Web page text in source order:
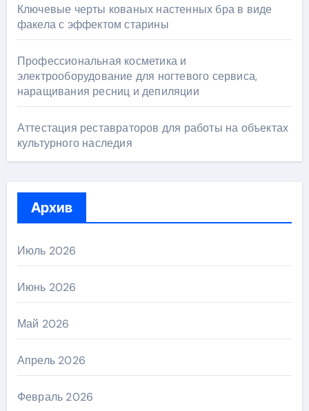
Ключевые черты кованых настенных бра в виде
факела с эффектом старины
Профессиональная косметика и
электрооборудование для ногтевого сервиса,
наращивания ресниц и депиляции
Аттестация реставраторов для работы на объектах
культурного наследия
Архив
Июль 2026
Июнь 2026
Май 2026
Апрель 2026
Февраль 2026